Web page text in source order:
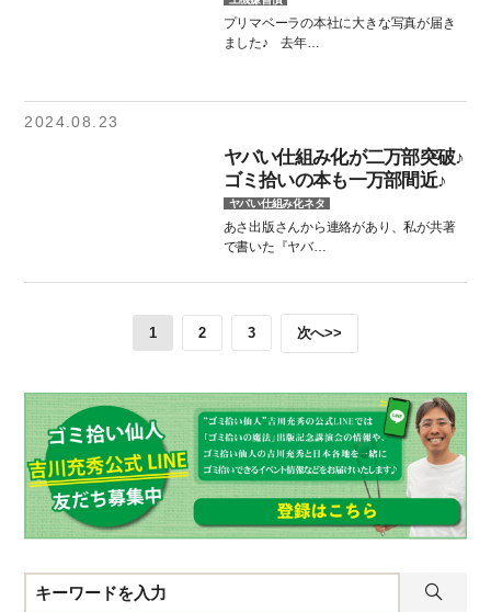
プリマベーラの本社に大きな写真が届き
ました♪ 去年…
2024.08.23
ヤバい仕組み化が二万部突破♪
ゴミ拾いの本も一万部間近♪
ヤバい仕組み化ネタ
あさ出版さんから連絡があり、私が共著
で書いた『ヤバ…
1 2 3 次へ>>